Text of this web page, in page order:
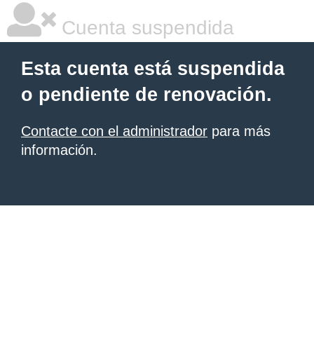
Cuenta suspendida
Esta cuenta está suspendida
o pendiente de renovación.
Contacte con el administrador para más
información.